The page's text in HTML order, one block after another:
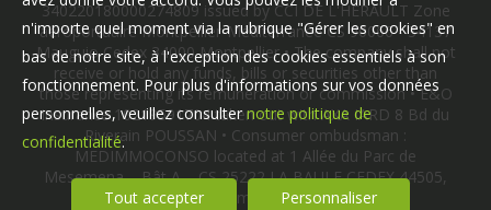
340220180000274809 issued by CCI DE L'HERAULT Zone
aéroportuaire Montpellier-Méditerranée CS 90066 - 34137
Mauguio Cedex 34000 Montpellier • The company shall not
receive or hold any funds, bills or securities other than
those representing its remuneration or commission • E&O
insurance 10219591704 taken out with AXA IARD 8 Bd du
Riverain POUSSAN • Consumer ombudsman :
MEDIMMOCONSO located at 1 Allée du Parc de
Mesemena – Bât A – CS 25222 LA BAULE CEDEX 44505,
email : contact@medimmoconso.fr., website :
n'importe quel moment via la rubrique "Gérer les cookies" en
bas de notre site, à l'exception des cookies essentiels à son
fonctionnement. Pour plus d'informations sur vos données
personnelles, veuillez consulternotre politique de
confidentialité.
Tout accepter Personnaliser